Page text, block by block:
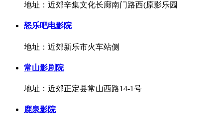
地址：近郊辛集文化长廊南门路西(原影乐园
怒乐吧电影院
地址：近郊新乐市火车站侧
常山影剧院
地址：近郊正定县常山西路14-1号
鹿泉影院